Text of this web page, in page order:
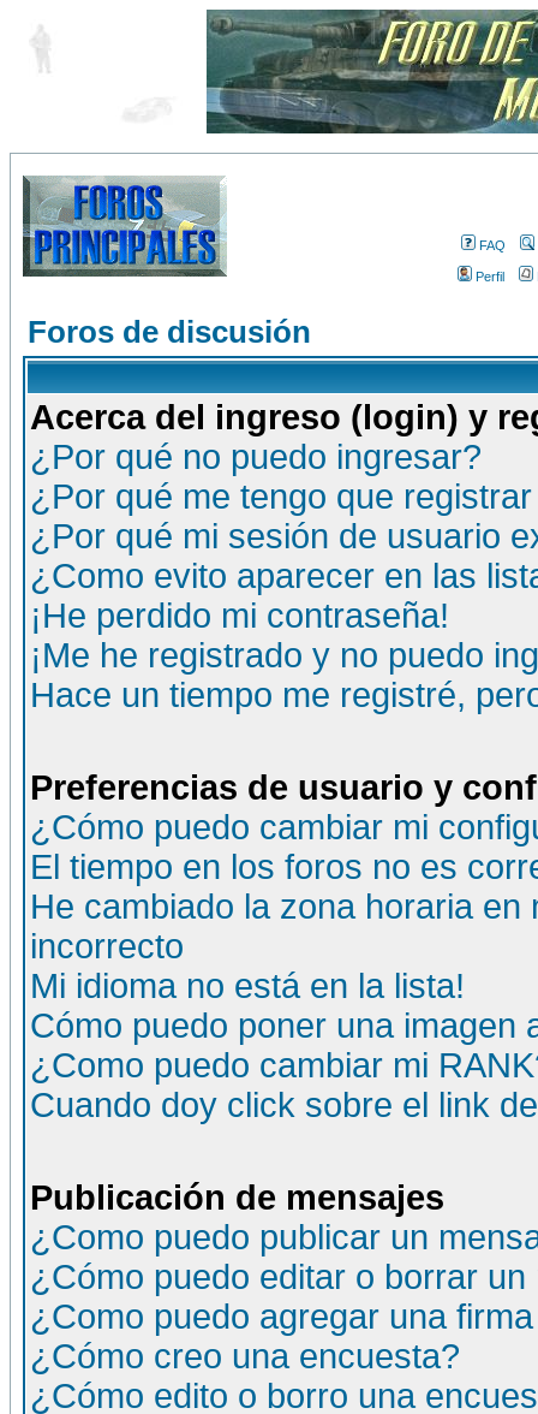
FAQ
Perfil
Foros de discusión
Acerca del ingreso (login) y
¿Por qué no puedo ingresar?
¿Por qué me tengo que
¿Por qué mi sesión de usuario
¿Como evito aparecer en las
¡He perdido mi contraseña!
¡Me he registrado y no puedo
Hace un tiempo me registré,
Preferencias de usuario y
¿Cómo puedo cambiar mi
El tiempo en los foros no es
He cambiado la zona horaria
incorrecto
Mi idioma no está en la lista!
Cómo puedo poner una imagen
¿Como puedo cambiar mi
Cuando doy click sobre el link
Publicación de mensajes
¿Como puedo publicar un
¿Cómo puedo editar o borrar un
¿Como puedo agregar una
¿Cómo creo una encuesta?
¿Cómo edito o borro una